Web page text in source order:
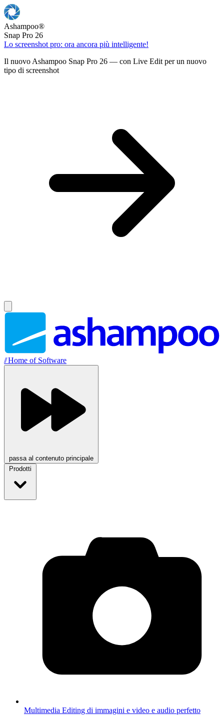
Ashampoo®
Snap Pro 26
Lo screenshot pro: ora ancora più intelligente!
Il nuovo Ashampoo Snap Pro 26 — con Live Edit per un nuovo
tipo di screenshot
//Home of Software
passa al contenuto principale
Prodotti
Multimedia Editing di immagini e video e audio perfetto